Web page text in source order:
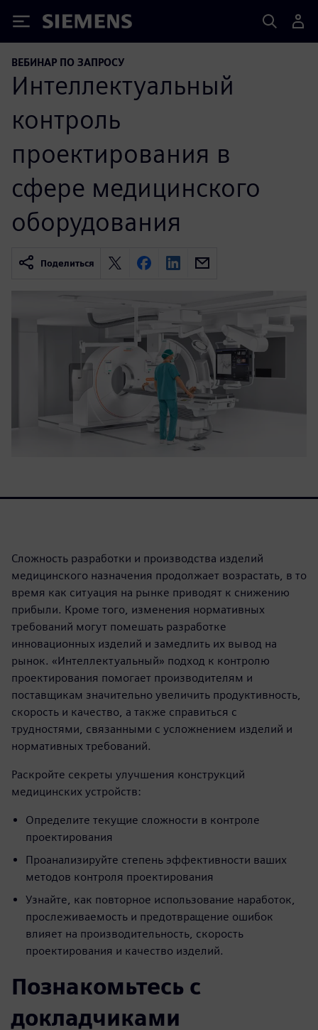
Siemens
ВЕБИНАР ПО ЗАПРОСУ
Интеллектуальный
контроль
проектирования в
сфере медицинского
оборудования
Поделиться
Сложность разработки и производства изделий
медицинского назначения продолжает возрастать, в то
время как ситуация на рынке приводят к снижению
прибыли. Кроме того, изменения нормативных
требований могут помешать разработке
инновационных изделий и замедлить их вывод на
рынок. «Интеллектуальный» подход к контролю
проектирования помогает производителям и
поставщикам значительно увеличить продуктивность,
скорость и качество, а также справиться с
трудностями, связанными с усложнением изделий и
нормативных требований.
Раскройте секреты улучшения конструкций
медицинских устройств:
Определите текущие сложности в контроле
проектирования
Проанализируйте степень эффективности ваших
методов контроля проектирования
Узнайте, как повторное использование наработок,
прослеживаемость и предотвращение ошибок
влияет на производительность, скорость
проектирования и качество изделий.
Познакомьтесь с
докладчиками